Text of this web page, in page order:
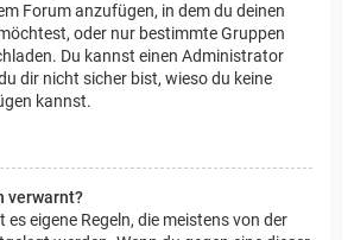
Forum anzufügen, in dem du deinen
oder nur bestimmte Gruppen
Du kannst einen Administrator
dir nicht sicher bist, wieso du keine
kannst.
verwarnt?
es eigene Regeln, die meistens von der